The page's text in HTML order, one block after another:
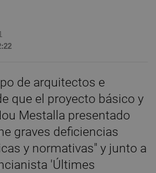
de arquitectos e
que el proyecto básico y
Mestalla presentado
graves deficiencias
y normativas" y junto a
'Últimes